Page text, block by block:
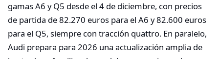
gamas A6 y Q5 desde el 4 de diciembre, con precios
de partida de 82.270 euros para el A6 y 82.600 euros
para el Q5, siempre con tracción quattro. En paralelo,
Audi prepara para 2026 una actualización amplia de